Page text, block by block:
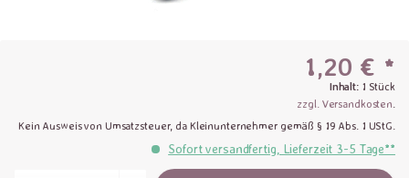
1,20 € *
Inhalt: 1 Stück
zzgl. Versandkosten.
Kein Ausweis von Umsatzsteuer, da Kleinunternehmer gemäß § 19 Abs. 1 UStG.
Sofort versandfertig, Lieferzeit 3-5 Tage**